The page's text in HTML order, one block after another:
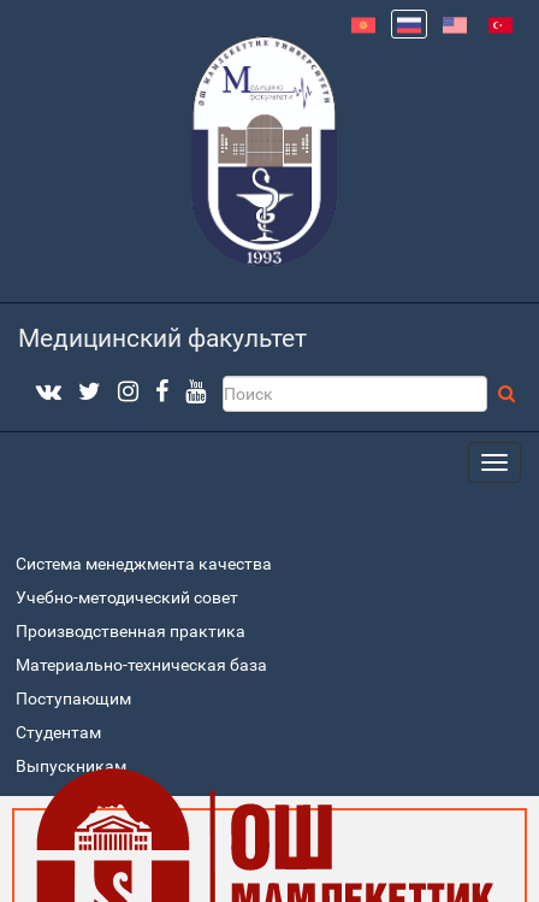
Медицинский факультет
Система менеджмента качества
Учебно-методический совет
Производственная практика
Материально-техническая база
Поступающим
Студентам
Выпускникам